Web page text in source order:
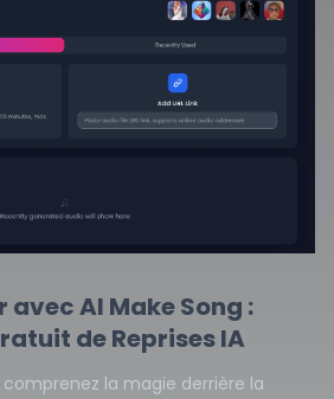
avec AI Make Song :
de Reprises IA
la magie derrière la